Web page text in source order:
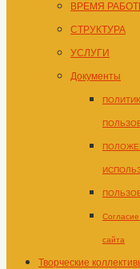
ВРЕМЯ
СТРУКТУРА
УСЛУГИ
Документы
сайта
Творческие